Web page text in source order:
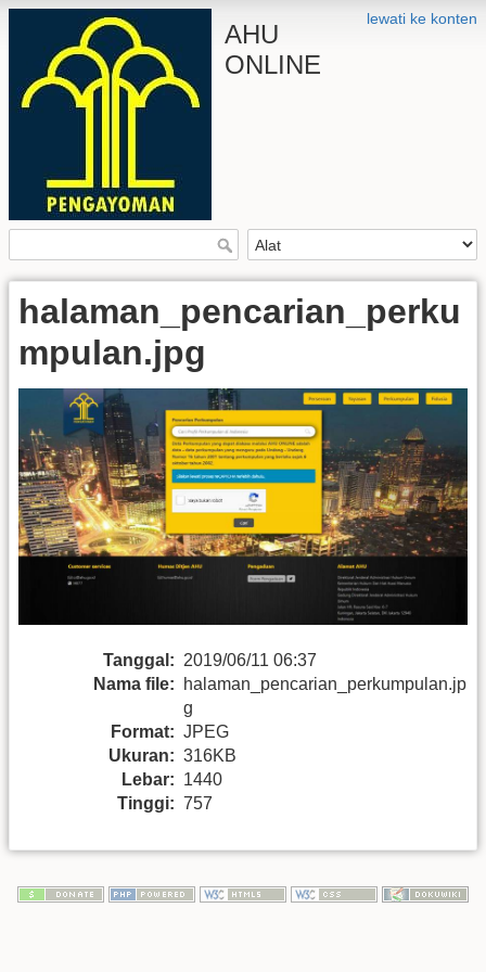
lewati ke konten
AHU
ONLINE
halaman_pencarian_perku
mpulan.jpg
Tanggal: 2019/06/11 06:37
Nama file:
halaman_pencarian_perkumpulan.jp
g
Format: JPEG
Ukuran: 316KB
Lebar: 1440
Tinggi: 757